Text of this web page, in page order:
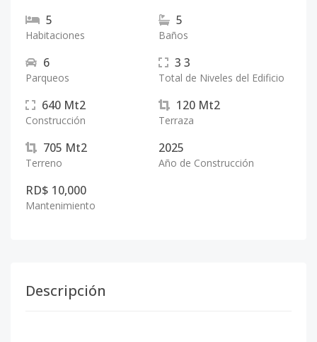
5
Habitaciones
5
Baños
6
Parqueos
3 3
Total de Niveles del Edificio
640 Mt2
Construcción
120 Mt2
Terraza
705 Mt2
Terreno
2025
Año de Construcción
RD$ 10,000
Mantenimiento
Descripción